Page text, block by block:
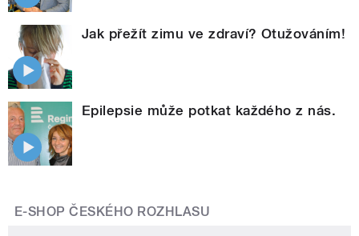
Jak přežít zimu ve zdraví? Otužováním!
Epilepsie může potkat každého z nás.
E-SHOP ČESKÉHO ROZHLASU